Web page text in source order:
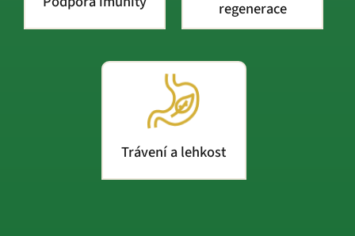
regenerace
Trávení a lehkost